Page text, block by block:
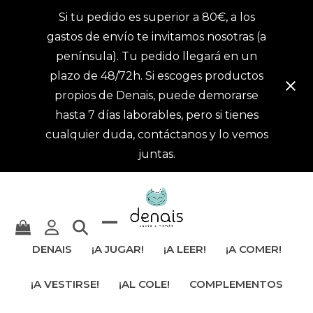
Si tu pedido es superior a 80€, a los
gastos de envío te invitamos nosotras (a
península). Tu pedido llegará en un
plazo de 48/72h. Si escoges productos
propios de Denais, puede demorarse
hasta 7 días laborables, pero si tienes
cualquier duda, contáctanos y lo vemos
juntas.
ocultar
móvil
DENAIS ¡A JUGAR! ¡A LEER! ¡A COMER!
¡A VESTIRSE! ¡AL COLE! COMPLEMENTOS